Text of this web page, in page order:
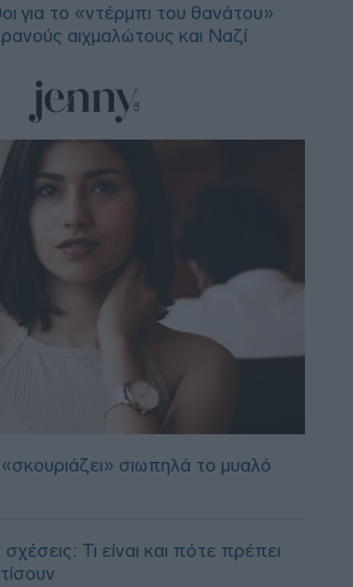
για το «ντέρμπι του θανάτου»
αιχμαλώτους και Ναζί
σιωπηλά το μυαλό
Τι είναι και πότε πρέπει